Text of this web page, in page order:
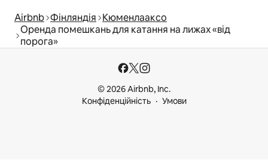
Airbnb Фінляндія Кюменлааксо
Оренда помешкань для катання на лижах «від
порога»
© 2026 Airbnb, Inc.
Конфіденційність
Умови